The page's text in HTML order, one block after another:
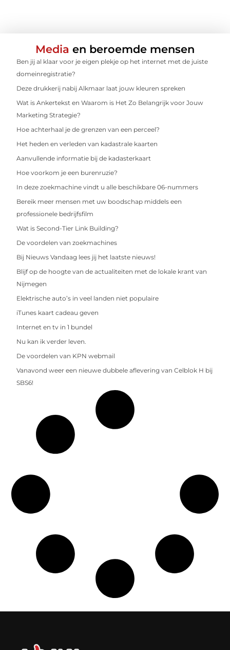
Media en beroemde mensen
Ben jij al klaar voor je eigen plekje op het internet met de juiste
domeinregistratie?
Deze drukkerij nabij Alkmaar laat jouw kleuren spreken
Wat is Ankertekst en Waarom is Het Zo Belangrijk voor Jouw
Marketing Strategie?
Hoe achterhaal je de grenzen van een perceel?
Het heden en verleden van kadastrale kaarten
Aanvullende informatie bij de kadasterkaart
Hoe voorkom je een burenruzie?
In deze zoekmachine vindt u alle beschikbare 06-nummers
Bereik meer mensen met uw boodschap middels een
professionele bedrijfsfilm
Wat is Second-Tier Link Building?
De voordelen van zoekmachines
Bij Nieuws Vandaag lees jij het laatste nieuws!
Blijf op de hoogte van de actualiteiten met de lokale krant van
Nijmegen
Elektrische auto’s in veel landen niet populaire
iTunes kaart cadeau geven
Internet en tv in 1 bundel
Nu kan ik verder leven.
De voordelen van KPN webmail
Vanavond weer een nieuwe dubbele aflevering van Celblok H bij
SBS6!